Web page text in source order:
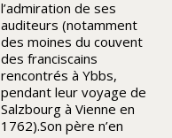
l’admiration de ses
auditeurs (notamment
des moines du couvent
des franciscains
rencontrés à Ybbs,
pendant leur voyage de
Salzbourg à Vienne en
1762).Son père n’en